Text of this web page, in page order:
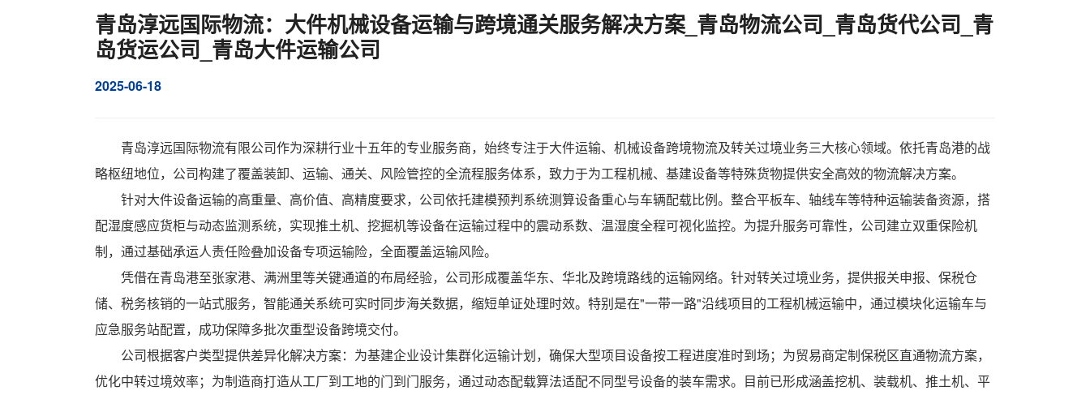
青岛淳远国际物流：大件机械设备运输与跨境通关服务解决方案_青岛物流公司_青岛货代公司_青
岛货运公司_青岛大件运输公司
2025-06-18
青岛淳远国际物流有限公司作为深耕行业十五年的专业服务商，始终专注于大件运输、 机械设备跨境物流及转关过境业务三大核心领域。依托青岛港的战
略枢纽地位，公司构建了覆盖装卸、运输、通关、风险管控的全流程服务体系，致力于为工程机械、基建设备等特殊货物提供安全高效的物流解决方案。
针对大件设备运输的高重量、高价值、高精度要求，公司依托建模预判系统测算设备重心与车辆配载比例。整合平板车、轴线车等特种运输装备资源，搭
配湿度感应货柜与动态监测系统，实现推土机、挖掘机等设备在运输过程中的震动系数、温湿度全程可视化监控。为提升服务可靠性，公司建立双重保险机
制，通过基础承运人责任险叠加设备专项运输险，全面覆盖运输风险。
凭借在青岛港至张家港、满洲里等关键通道的布局经验，公司形成覆盖华东、华北及跨境路线的运输网络。针对转关过境业务，提供报关申报、保税仓
储、税务核销的一站式服务，智能通关系统可实时同步海关数据，缩短单证处理时效。特别是在"一带一路"沿线项目的工程机械运输中，通过模块化运输车与
应急服务站配置，成功保障多批次重型设备跨境交付。
公司根据客户类型提供差异化解决方案：为基建企业设计集群化运输计划，确保大型项目设备按工程进度准时到场；为贸易商定制保税区直通物流方案，
优化中转过境效率；为制造商打造从工厂到工地的门到门服务，通过动态配载算法适配不同型号设备的装车需求。目前已形成涵盖挖机、装载机、推土机、平